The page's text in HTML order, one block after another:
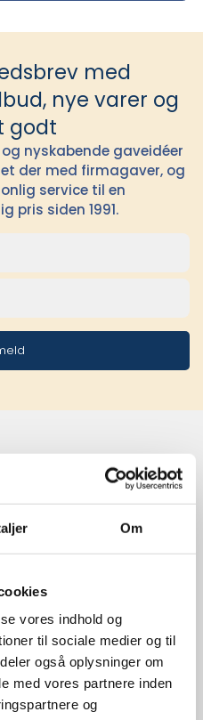
Om
vores indhold og
til sociale medier og til
også oplysninger om
med vores partnere inden
og
med
nye varer og
godt
nyskabende gaveidéer
der med firmagaver, og
service til en
pris siden 1991.
kvalitet og stor
samarbejder vi
og mest
inden for